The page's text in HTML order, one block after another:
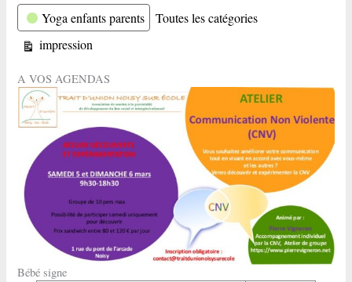
Yoga enfants parents
Toutes les catégories
Vue
impression
A VOS AGENDAS
Bébé signe